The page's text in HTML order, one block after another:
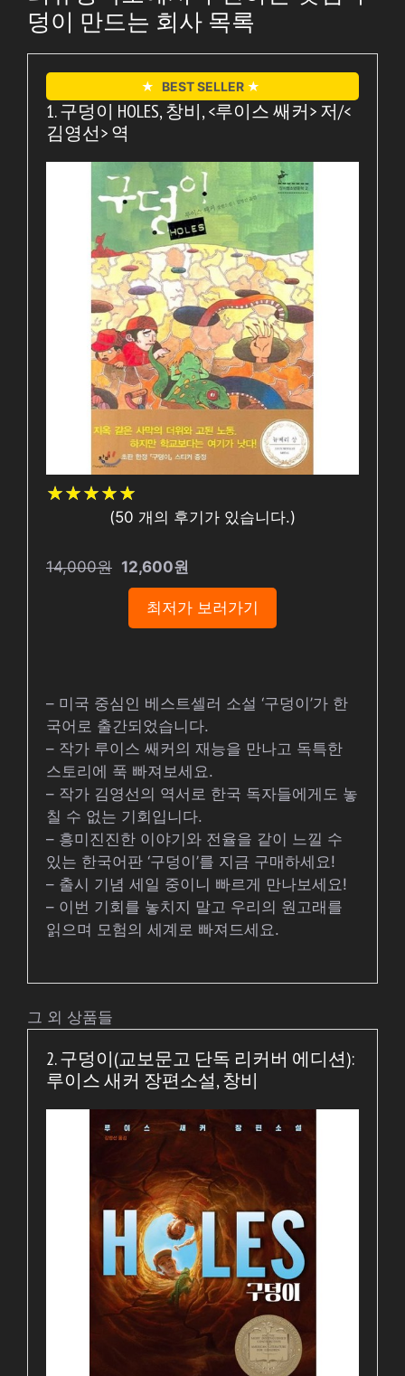
덩이 만드는 회사 목록
★ BEST SELLER ★
1. 구덩이 HOLES, 창비, <루이스 쌔커> 저/<
김영선> 역
★★★★★
★★★★★
(50 개의 후기가 있습니다.)
14,000원 12,600원
최저가 보러가기
– 미국 중심인 베스트셀러 소설 ‘구덩이’가 한
국어로 출간되었습니다.
– 작가 루이스 쌔커의 재능을 만나고 독특한
스토리에 푹 빠져보세요.
– 작가 김영선의 역서로 한국 독자들에게도 놓
칠 수 없는 기회입니다.
– 흥미진진한 이야기와 전율을 같이 느낄 수
있는 한국어판 ‘구덩이’를 지금 구매하세요!
– 출시 기념 세일 중이니 빠르게 만나보세요!
– 이번 기회를 놓치지 말고 우리의 원고래를
읽으며 모험의 세계로 빠져드세요.
그 외 상품들
2. 구덩이(교보문고 단독 리커버 에디션):
루이스 새커 장편소설, 창비